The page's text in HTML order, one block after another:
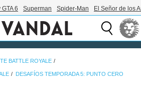
6 Superman Spider-Man El Señor de los
BATTLE ROYALE
DESAFÍOS TEMPORADA 5: PUNTO CERO